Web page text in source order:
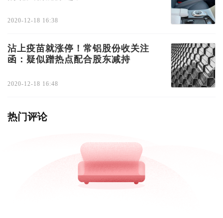
2020-12-18 16:38
沾上疫苗就涨停！常铝股份收关注
函：疑似蹭热点配合股东减持
2020-12-18 16:48
热门评论